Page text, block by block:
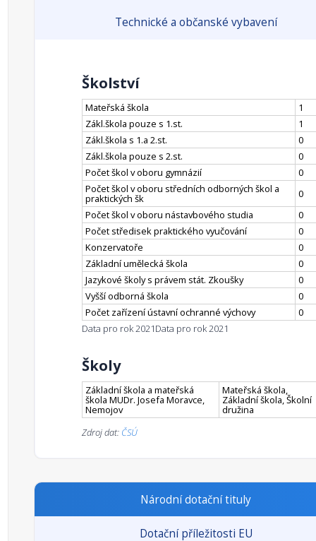
Technické a občanské vybavení
Školství
Mateřská škola
1
Zákl.škola pouze s 1.st.
1
Zákl.škola s 1.a 2.st.
0
Zákl.škola pouze s 2.st.
0
Počet škol v oboru gymnázií
0
Počet škol v oboru středních odborných škol a
praktických šk
0
Počet škol v oboru nástavbového studia
0
Počet středisek praktického vyučování
0
Konzervatoře
0
Základní umělecká škola
0
Jazykové školy s právem stát. Zkoušky
0
Vyšší odborná škola
0
Počet zařízení ústavní ochranné výchovy
0
Data pro rok 2021Data pro rok 2021
Školy
Základní škola a mateřská
škola MUDr. Josefa Moravce,
Nemojov
Mateřská škola,
Základní škola, Školní
družina
Zdroj dat: ČSÚ
Národní dotační tituly
Dotační příležitosti EU